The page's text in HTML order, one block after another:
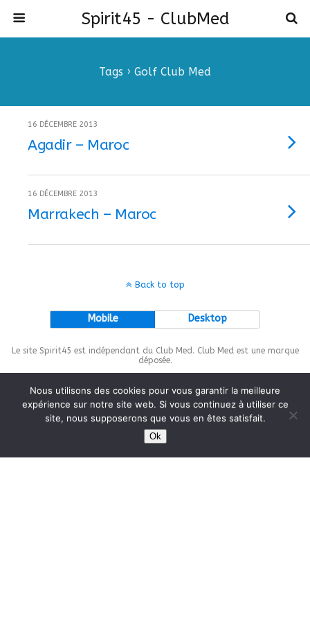
Spirit45 - ClubMed
Tags › Golf Club Med
16 DÉCEMBRE 2013
Agadir – Maroc
16 DÉCEMBRE 2013
Marrakech – Maroc
Back to top
Mobile Desktop
Le site Spirit45 est indépendant du Club Med. Club Med est une marque
déposée.
This site is protected bywp-copyrightpro.com
Nous utilisons des cookies pour vous garantir la meilleure
expérience sur notre site web. Si vous continuez à utiliser ce
site, nous supposerons que vous en êtes satisfait.
Ok